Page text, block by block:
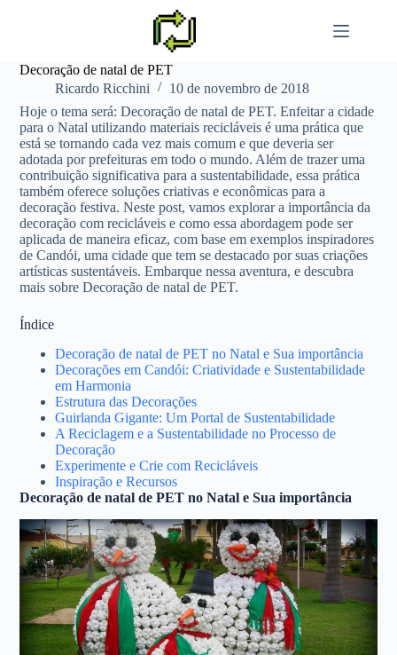
Decoração de natal de PET
Ricardo Ricchini
10 de novembro de 2018
Hoje o tema será: Decoração de natal de PET. Enfeitar a cidade
para o Natal utilizando materiais recicláveis é uma prática que
está se tornando cada vez mais comum e que deveria ser
adotada por prefeituras em todo o mundo. Além de trazer uma
contribuição significativa para a sustentabilidade, essa prática
também oferece soluções criativas e econômicas para a
decoração festiva. Neste post, vamos explorar a importância da
decoração com recicláveis e como essa abordagem pode ser
aplicada de maneira eficaz, com base em exemplos inspiradores
de Candói, uma cidade que tem se destacado por suas criações
artísticas sustentáveis. Embarque nessa aventura, e descubra
mais sobre Decoração de natal de PET.
Índice
Decoração de natal de PET no Natal e Sua importância
Decorações em Candói: Criatividade e Sustentabilidade
em Harmonia
Estrutura das Decorações
Guirlanda Gigante: Um Portal de Sustentabilidade
A Reciclagem e a Sustentabilidade no Processo de
Decoração
Experimente e Crie com Recicláveis
Inspiração e Recursos
Decoração de natal de PET no Natal e Sua importância